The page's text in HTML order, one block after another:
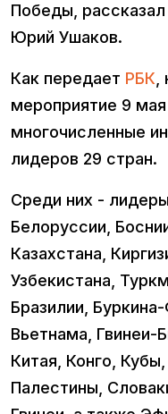
Победы,
Юрий Ушаков.
Как передает РБК,
мероприятие 9
многочисленные
лидеров 29 стран.
Среди них -
Белоруссии,
Казахстана,
Узбекистана,
Бразилии,
Вьетнама, Гвинеи-
Китая, Конго,
Палестины,